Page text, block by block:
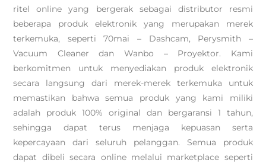
ritel online yang bergerak sebagai distributor resmi
beberapa produk elektronik yang merupakan merek
terkemuka, seperti 70mai – Dashcam, Perysmith –
Vacuum Cleaner dan Wanbo – Proyektor. Kami
berkomitmen untuk menyediakan produk elektronik
secara langsung dari merek-merek terkemuka untuk
memastikan bahwa semua produk yang kami miliki
adalah produk 100% original dan bergaransi 1 tahun,
sehingga dapat terus menjaga kepuasan serta
kepercayaan dari seluruh pelanggan. Semua produk
dapat dibeli secara online melalui marketplace seperti